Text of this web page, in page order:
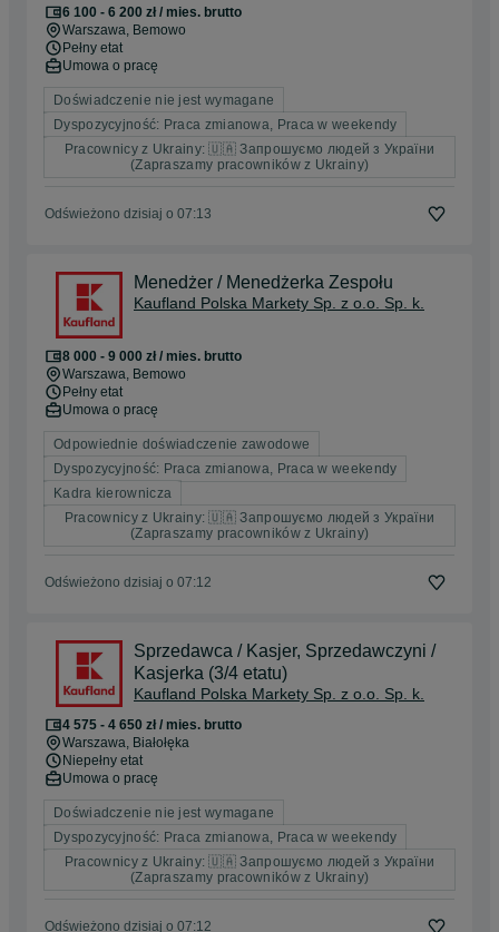
6 100 - 6 200 zł / mies. brutto
Warszawa, Bemowo
Pełny etat
Umowa o pracę
Doświadczenie nie jest wymagane
Dyspozycyjność: Praca zmianowa, Praca w weekendy
Pracownicy z Ukrainy: 🇺🇦 Запрошуємо людей з України
(Zapraszamy pracowników z Ukrainy)
Odświeżono dzisiaj o 07:13
Menedżer / Menedżerka Zespołu
Kaufland Polska Markety Sp. z o.o. Sp. k.
8 000 - 9 000 zł / mies. brutto
Warszawa, Bemowo
Pełny etat
Umowa o pracę
Odpowiednie doświadczenie zawodowe
Dyspozycyjność: Praca zmianowa, Praca w weekendy
Kadra kierownicza
Pracownicy z Ukrainy: 🇺🇦 Запрошуємо людей з України
(Zapraszamy pracowników z Ukrainy)
Odświeżono dzisiaj o 07:12
Sprzedawca / Kasjer, Sprzedawczyni /
Kasjerka (3/4 etatu)
Kaufland Polska Markety Sp. z o.o. Sp. k.
4 575 - 4 650 zł / mies. brutto
Warszawa, Białołęka
Niepełny etat
Umowa o pracę
Doświadczenie nie jest wymagane
Dyspozycyjność: Praca zmianowa, Praca w weekendy
Pracownicy z Ukrainy: 🇺🇦 Запрошуємо людей з України
(Zapraszamy pracowników z Ukrainy)
Odświeżono dzisiaj o 07:12